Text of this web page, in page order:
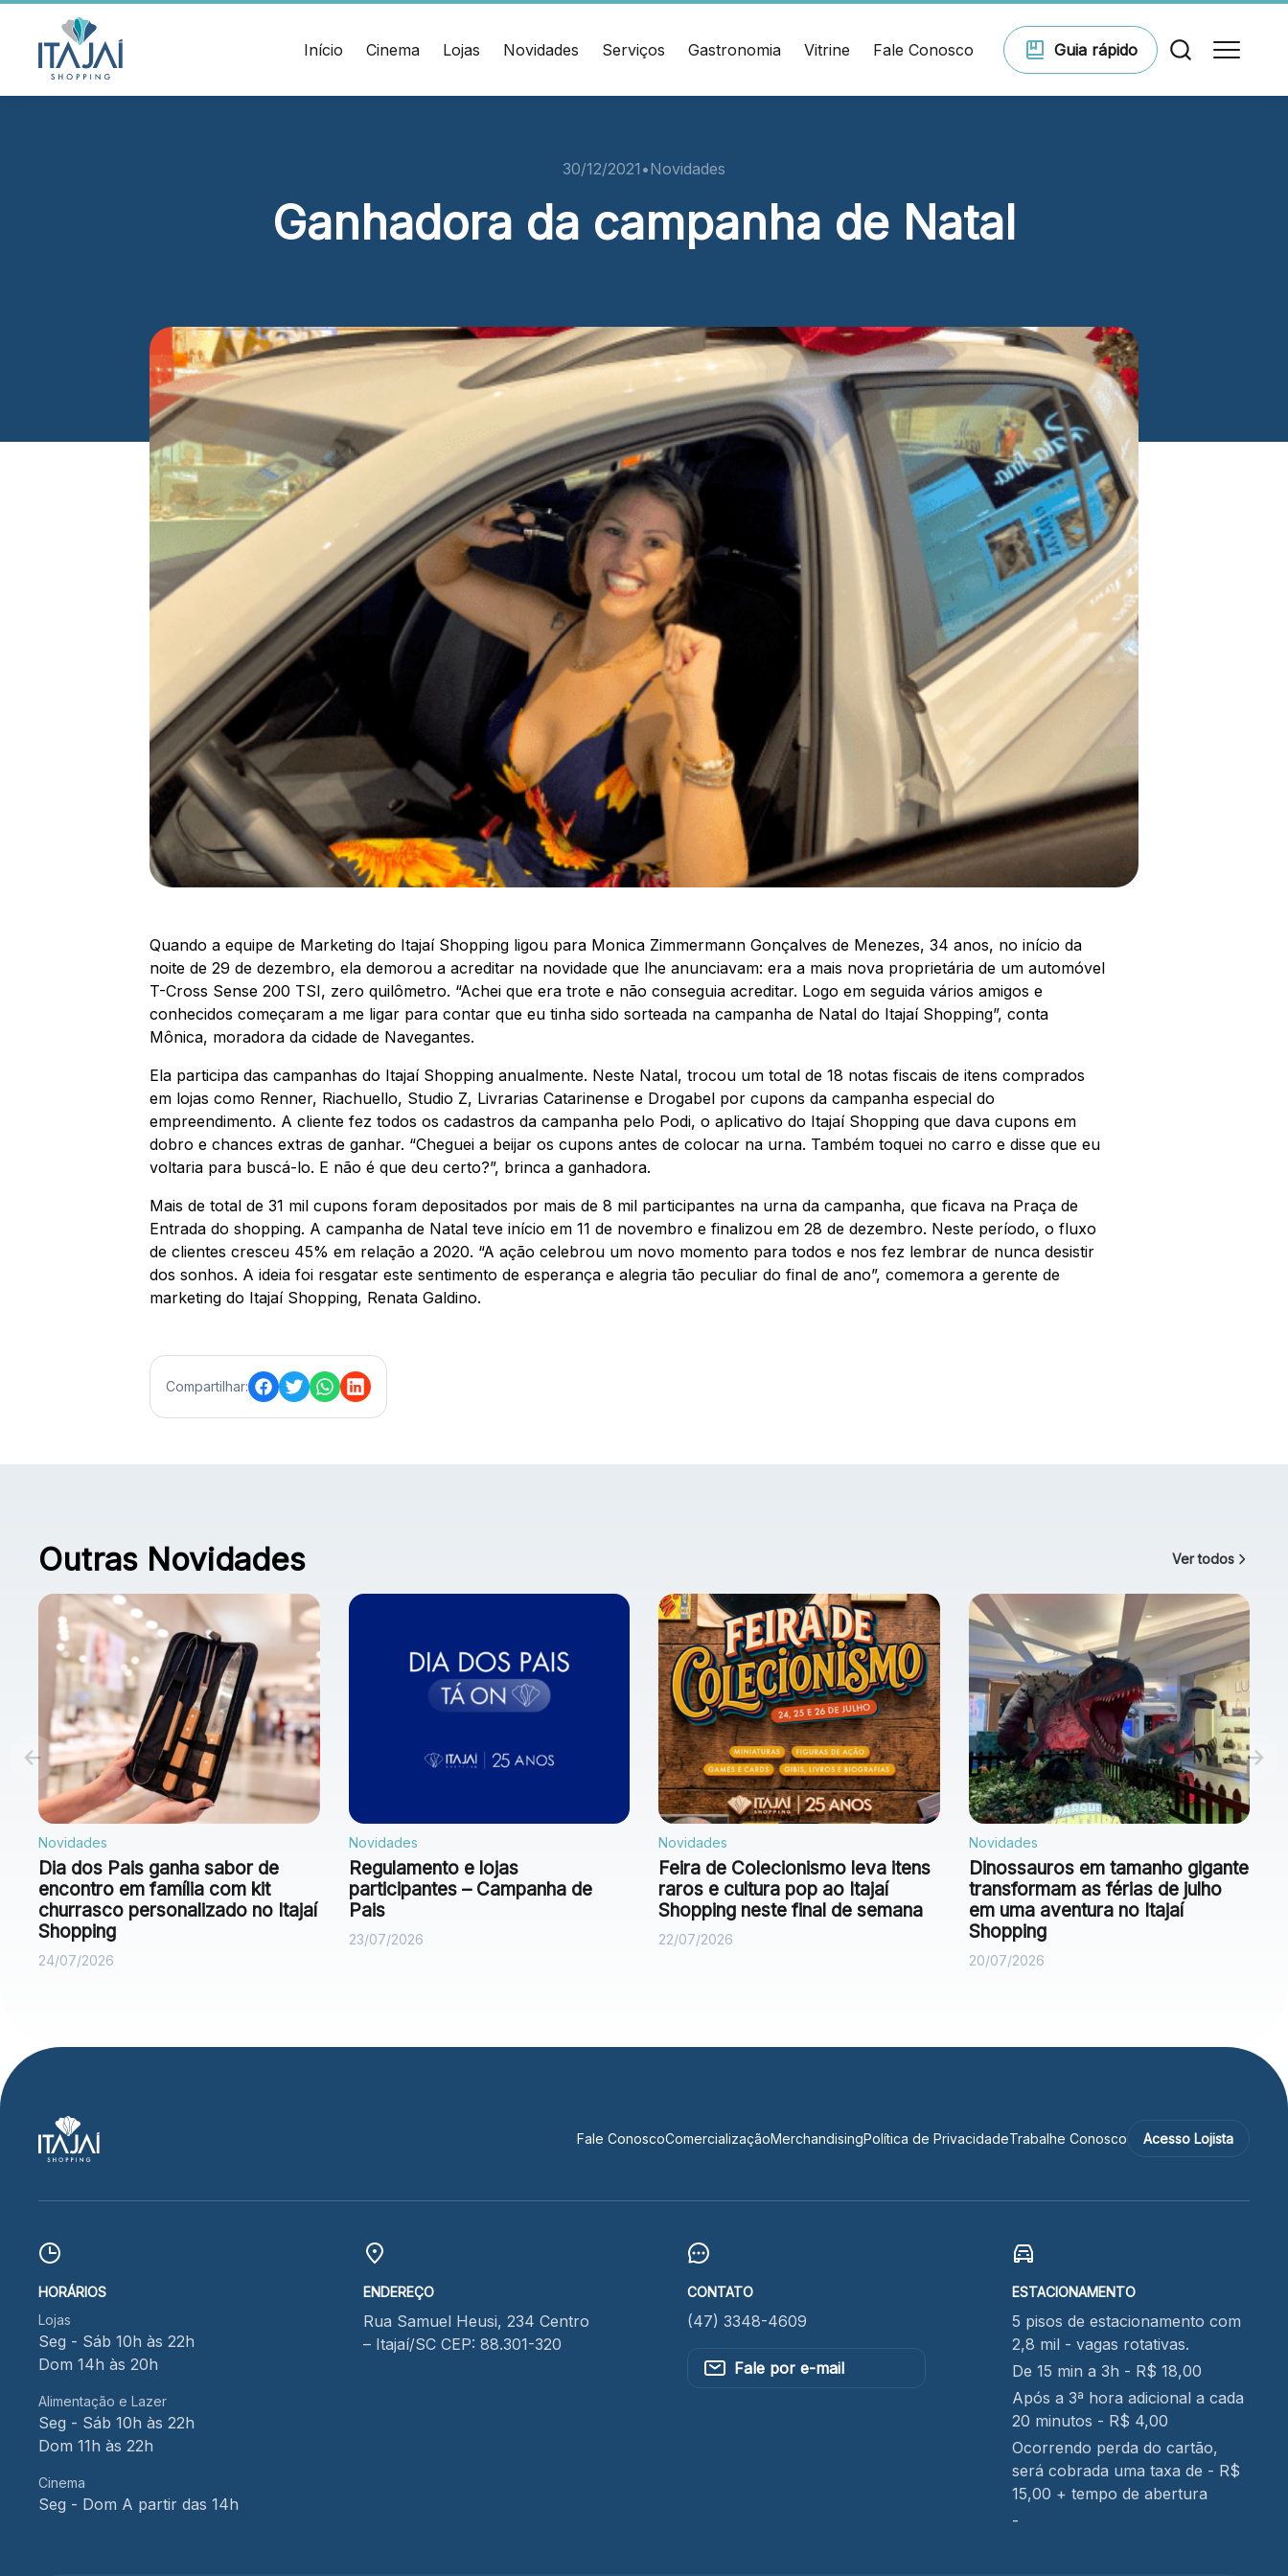
Início Cinema Lojas Novidades Serviços Gastronomia Vitrine Fale Conosco Guia rápido
Seg - Dom A partir das 14h
Rua Samuel Heusi, 234 Centro
Ver local
(47) 3348-4609
Vitrine virtual
30/12/2021 •Novidades
Ganhadora da campanha de Natal
Quando a equipe de Marketing do Itajaí Shopping ligou para Monica Zimmermann Gonçalves de Menezes, 34 anos, no início da
noite de 29 de dezembro, ela demorou a acreditar na novidade que lhe anunciavam: era a mais nova proprietária de um automóvel
T-Cross Sense 200 TSI, zero quilômetro. “Achei que era trote e não conseguia acreditar. Logo em seguida vários amigos e
conhecidos começaram a me ligar para contar que eu tinha sido sorteada na campanha de Natal do Itajaí Shopping”, conta
Mônica, moradora da cidade de Navegantes.
Ela participa das campanhas do Itajaí Shopping anualmente. Neste Natal, trocou um total de 18 notas fiscais de itens comprados
em lojas como Renner, Riachuello, Studio Z, Livrarias Catarinense e Drogabel por cupons da campanha especial do
empreendimento. A cliente fez todos os cadastros da campanha pelo Podi, o aplicativo do Itajaí Shopping que dava cupons em
dobro e chances extras de ganhar. “Cheguei a beijar os cupons antes de colocar na urna. Também toquei no carro e disse que eu
voltaria para buscá-lo. E não é que deu certo?”, brinca a ganhadora.
Mais de total de 31 mil cupons foram depositados por mais de 8 mil participantes na urna da campanha, que ficava na Praça de
Entrada do shopping. A campanha de Natal teve início em 11 de novembro e finalizou em 28 de dezembro. Neste período, o fluxo
de clientes cresceu 45% em relação a 2020. “A ação celebrou um novo momento para todos e nos fez lembrar de nunca desistir
dos sonhos. A ideia foi resgatar este sentimento de esperança e alegria tão peculiar do final de ano”, comemora a gerente de
marketing do Itajaí Shopping, Renata Galdino.
Compartilhar:
Outras Novidades Ver todos
Novidades
Dia dos Pais ganha sabor de
encontro em família com kit
churrasco personalizado no Itajaí
Shopping
24/07/2026
Novidades
Regulamento e lojas
participantes – Campanha de
Pais
23/07/2026
Novidades
Feira de Colecionismo leva itens
raros e cultura pop ao Itajaí
Shopping neste final de semana
22/07/2026
Novidades
Dinossauros em tamanho gigante
transformam as férias de julho
em uma aventura no Itajaí
Shopping
20/07/2026
Ver
local
Fale ConoscoComercializaçãoMerchandisingPolítica de PrivacidadeTrabalhe Conosco Acesso Lojista
HORÁRIOS
Lojas
Seg - Sáb 10h às 22h
Dom 14h às 20h
Alimentação e Lazer
Seg - Sáb 10h às 22h
Dom 11h às 22h
Cinema
Seg - Dom A partir das 14h
ENDEREÇO
Rua Samuel Heusi, 234 Centro
– Itajaí/SC CEP: 88.301-320
CONTATO
(47) 3348-4609
Fale por e-mail
ESTACIONAMENTO
5 pisos de estacionamento com
2,8 mil - vagas rotativas.
De 15 min a 3h - R$ 18,00
Após a 3ª hora adicional a cada
20 minutos - R$ 4,00
Ocorrendo perda do cartão,
será cobrada uma taxa de - R$
15,00 + tempo de abertura
-
Divulgue suas
promoções no
shopping.